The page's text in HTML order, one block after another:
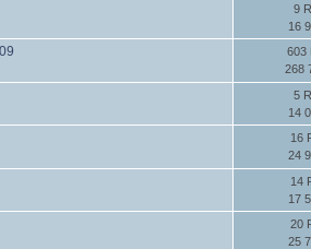
9
16
603
268
5
14
16
24
14
17
20
25